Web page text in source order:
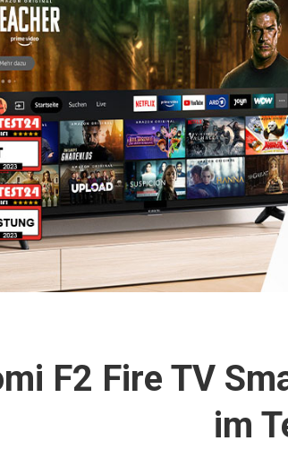
F2 Fire TV
im